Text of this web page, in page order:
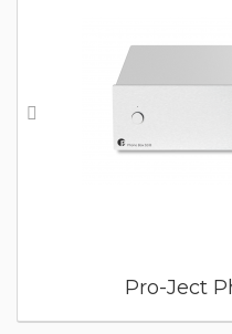
Pro-Ject